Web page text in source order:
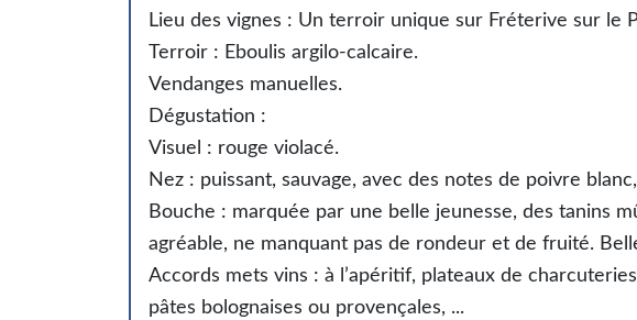
Lieu des vignes : Un terroir unique sur Fréterive sur le
Terroir : Eboulis argilo-calcaire.
Vendanges manuelles.
Dégustation :
Visuel : rouge violacé.
Nez : puissant, sauvage, avec des notes de poivre
Bouche : marquée par une belle jeunesse, des tanins
agréable, ne manquant pas de rondeur et de fruité.
Accords mets vins : à l’apéritif, plateaux de
pâtes bolognaises ou provençales, ...